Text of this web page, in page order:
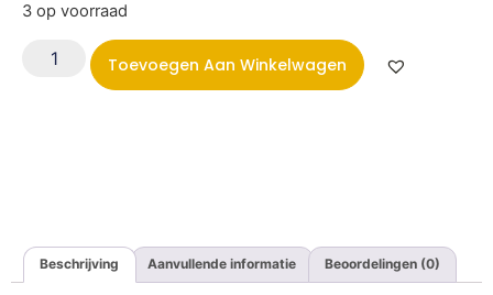
3 op voorraad
Toevoegen Aan Winkelwagen
Beschrijving Aanvullende informatie Beoordelingen (0)